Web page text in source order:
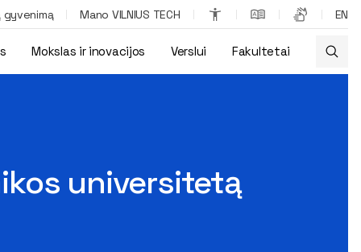
gyvenimą Mano VILNIUS TECH EN
Mokslas ir inovacijos Verslui Fakultetai
universitetą